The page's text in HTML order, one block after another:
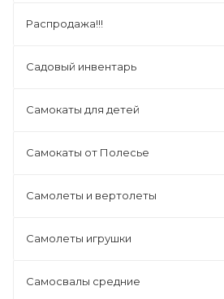
Распродажа!!!
Садовый инвентарь
Самокаты для детей
Самокаты от Полесье
Самолеты и вертолеты
Самолеты игрушки
Самосвалы средние